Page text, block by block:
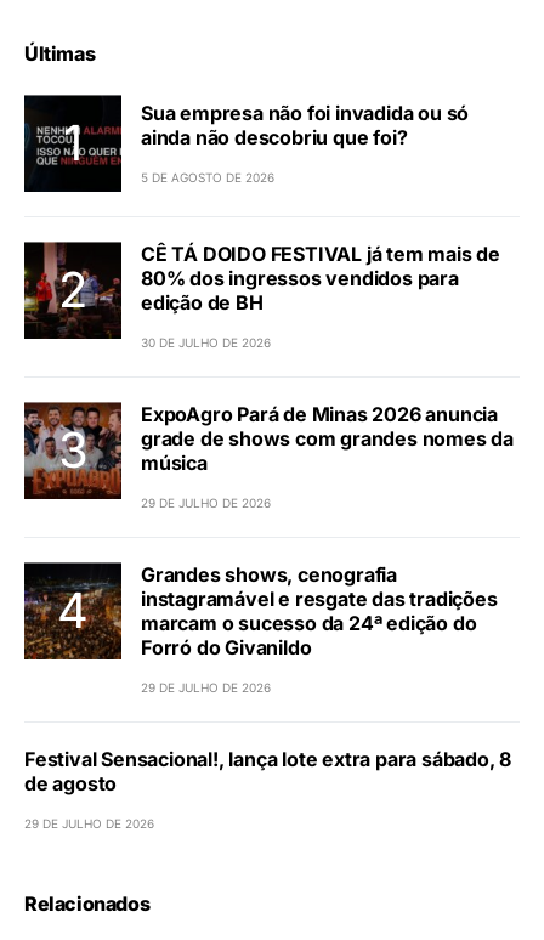
Últimas
Sua empresa não foi invadida ou só
ainda não descobriu que foi?
5 DE AGOSTO DE 2026
CÊ TÁ DOIDO FESTIVAL já tem mais de
80% dos ingressos vendidos para
edição de BH
30 DE JULHO DE 2026
ExpoAgro Pará de Minas 2026 anuncia
grade de shows com grandes nomes da
música
29 DE JULHO DE 2026
Grandes shows, cenografia
instagramável e resgate das tradições
marcam o sucesso da 24ª edição do
Forró do Givanildo
29 DE JULHO DE 2026
Festival Sensacional!, lança lote extra para sábado, 8
de agosto
29 DE JULHO DE 2026
Relacionados